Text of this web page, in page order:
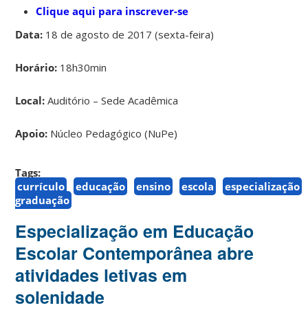
Clique aqui para inscrever-se
Data: 18 de agosto de 2017 (sexta-feira)
Horário: 18h30min
Local: Auditório – Sede Acadêmica
Apoio: Núcleo Pedagógico (NuPe)
Tags:
currículo
educação ensino escola
especialização
graduação
Especialização em Educação
Escolar Contemporânea abre
atividades letivas em
solenidade